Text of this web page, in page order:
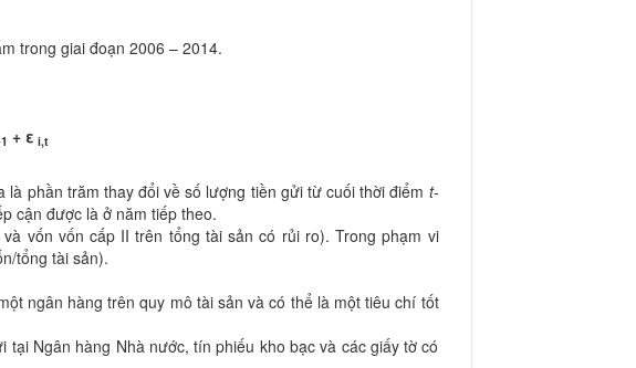
trong giai đoạn 2006 – 2014.
1 + ε i,t
phần trăm thay đổi về số lượng tiền gửi từ cuối thời điểm t-
cận được là ở năm tiếp theo.
vốn vốn cấp II trên tổng tài sản có rủi ro). Trong phạm vi
tổng tài sản).
ngân hàng trên quy mô tài sản và có thể là một tiêu chí tốt
Ngân hàng Nhà nước, tín phiếu kho bạc và các giấy tờ có